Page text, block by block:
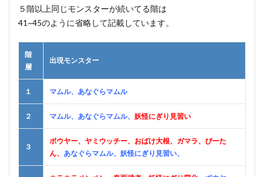
５階以上同じモンスターが続いてる階は
41~45のように省略して記載しています。
階
層
出現モンスター
１ マムル、あなぐらマムル
２ マムル、あなぐらマムル、 妖怪にぎり見習い
３
ボウヤー、 ヤミウッチー、おばけ大根、ガマラ、ぴーた
ん、 あなぐらマムル、妖怪にぎり見習い、